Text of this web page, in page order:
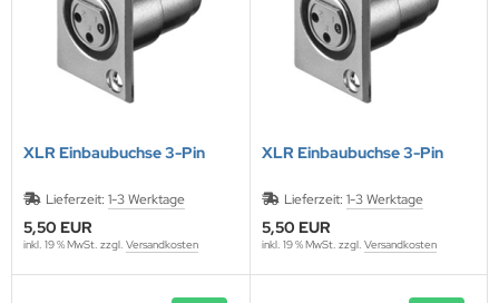
XLR Einbaubuchse 3-Pin
Lieferzeit: 1-3 Werktage
5,50 EUR
inkl. 19 % MwSt. zzgl. Versandkosten
XLR Einbaubuchse 3-Pin
Lieferzeit: 1-3 Werktage
5,50 EUR
inkl. 19 % MwSt. zzgl. Versandkosten